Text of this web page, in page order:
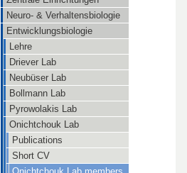
Neuro- & Verhaltensbiologie
Entwicklungsbiologie
Lehre
Driever Lab
Neubüser Lab
Bollmann Lab
Pyrowolakis Lab
Onichtchouk Lab
Publications
Short CV